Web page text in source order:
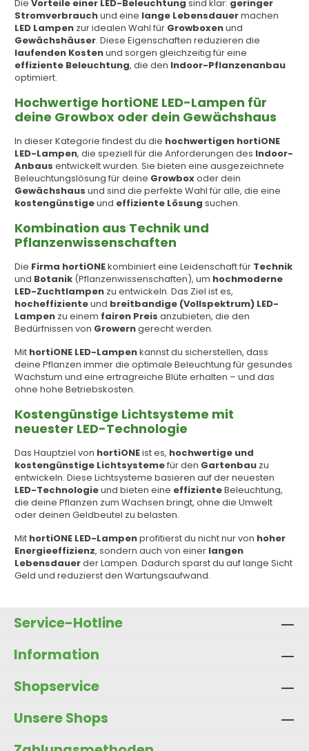
Die Vorteile einer LED-Beleuchtung sind klar: geringer
Stromverbrauchund eine lange Lebensdauermachen
LED Lampen zur idealen Wahl für Growboxenund
Gewächshäuser. Diese Eigenschaften reduzieren die
laufenden Kostenund sorgen gleichzeitig für eine
effiziente Beleuchtung, die den Indoor-Pflanzenanbau
optimiert.
Hochwertige hortiONE LED-Lampen für
deine Growbox oder dein Gewächshaus
In dieser Kategorie findest du die hochwertigen hortiONE
LED-Lampen, die speziell für die Anforderungen des Indoor-
Anbaus entwickelt wurden. Sie bieten eine ausgezeichnete
Beleuchtungslösung für deine Growboxoder dein
Gewächshaus und sind die perfekte Wahl für alle, die eine
kostengünstigeund effiziente Lösung suchen.
Kombination aus Technik und
Pflanzenwissenschaften
Die Firma hortiONEkombiniert eine Leidenschaft für Technik
und Botanik (Pflanzenwissenschaften), um hochmoderne
LED-Zuchtlampen zu entwickeln. Das Ziel ist es,
hocheffizienteund breitbandige (Vollspektrum) LED-
Lampen zu einem fairen Preis anzubieten, die den
Bedürfnissen von Growerngerecht werden.
Mit hortiONE LED-Lampenkannst du sicherstellen, dass
deine Pflanzen immer die optimale Beleuchtung für gesundes
Wachstum und eine ertragreiche Blüte erhalten – und das
ohne hohe Betriebskosten.
Kostengünstige Lichtsysteme mit
neuester LED-Technologie
Das Hauptziel von hortiONEist es, hochwertige und
kostengünstige Lichtsystemefür den Gartenbau zu
entwickeln. Diese Lichtsysteme basieren auf der neuesten
LED-Technologieund bieten eine effizienteBeleuchtung,
die deine Pflanzen zum Wachsen bringt, ohne die Umwelt
oder deinen Geldbeutel zu belasten.
Mit hortiONE LED-Lampenprofitierst du nicht nur von hoher
Energieeffizienz, sondern auch von einer langen
Lebensdauerder Lampen. Dadurch sparst du auf lange Sicht
Geld und reduzierst den Wartungsaufwand.
Service-Hotline
Information
Shopservice
Unsere Shops